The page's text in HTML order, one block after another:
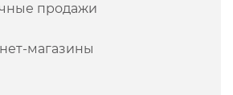
продажи
магазины